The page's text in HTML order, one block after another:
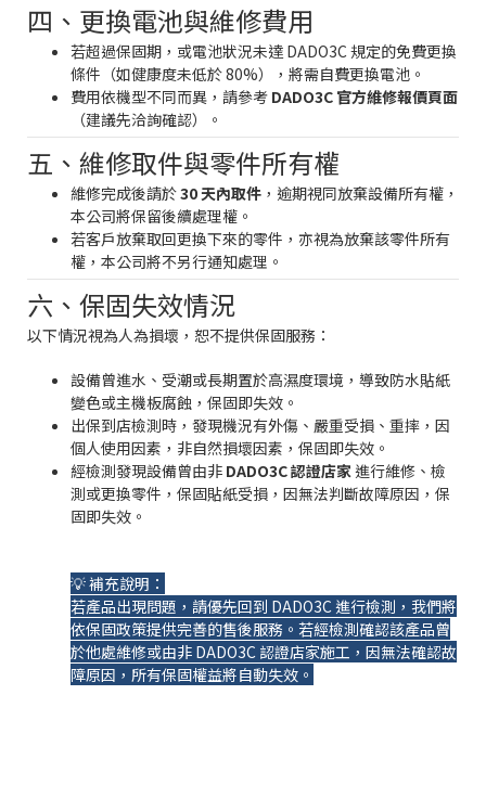
四、更換電池與維修費用
若超過保固期，或電池狀況未達 DADO3C 規定的免費更換
條件（如健康度未低於 80%），將需自費更換電池。
費用依機型不同而異，請參考 DADO3C 官方維修報價頁面
（建議先洽詢確認）。
五、維修取件與零件所有權
維修完成後請於30 天內取件 ，逾期視同放棄設備所有權，
本公司將保留後續處理權。
若客戶放棄取回更換下來的零件，亦視為放棄該零件所有
權，本公司將不另行通知處理。
六、保固失效情況
以下情況視為人為損壞，恕不提供保固服務：
設備曾進水、受潮或長期置於高濕度環境，導致防水貼紙
變色或主機板腐蝕，保固即失效。
出保到店檢測時，發現機況有外傷、嚴重受損、重摔，因
個人使用因素，非自然損壞因素，保固即失效。
經檢測發現設備曾由非 DADO3C 認證店家進行維修、檢
測或更換零件，保固貼紙受損，因無法判斷故障原因，保
固即失效。
💡 補充說明：
若產品出現問題，請優先回到 DADO3C 進行檢測，我們將
依保固政策提供完善的售後服務。若經檢測確認該產品曾
於他處維修或由非 DADO3C 認證店家施工，因無法確認故
障原因，所有保固權益將自動失效。